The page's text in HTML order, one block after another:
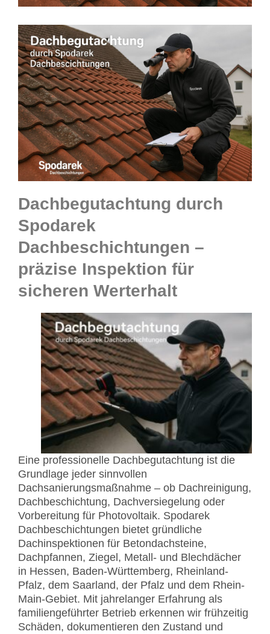
Dachbegutachtung durch
Spodarek
Dachbeschichtungen –
präzise Inspektion für
sicheren Werterhalt
Eine professionelle Dachbegutachtung ist die
Grundlage jeder sinnvollen
Dachsanierungsmaßnahme – ob Dachreinigung,
Dachbeschichtung, Dachversiegelung oder
Vorbereitung für Photovoltaik. Spodarek
Dachbeschichtungen bietet gründliche
Dachinspektionen für Betondachsteine,
Dachpfannen, Ziegel, Metall- und Blechdächer
in Hessen, Baden-Württemberg, Rheinland-
Pfalz, dem Saarland, der Pfalz und dem Rhein-
Main-Gebiet. Mit jahrelanger Erfahrung als
familiengeführter Betrieb erkennen wir frühzeitig
Schäden, dokumentieren den Zustand und